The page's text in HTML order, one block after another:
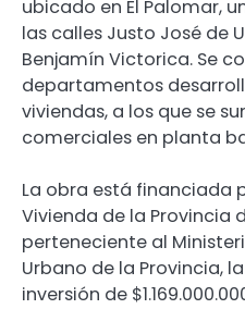
ubicado en El Palomar,
las calles Justo José de
Benjamín Victorica. Se
departamentos
viviendas, a los que se
comerciales en planta
La obra está financiada
Vivienda de la Provincia
perteneciente al
Urbano de la Provincia,
inversión de